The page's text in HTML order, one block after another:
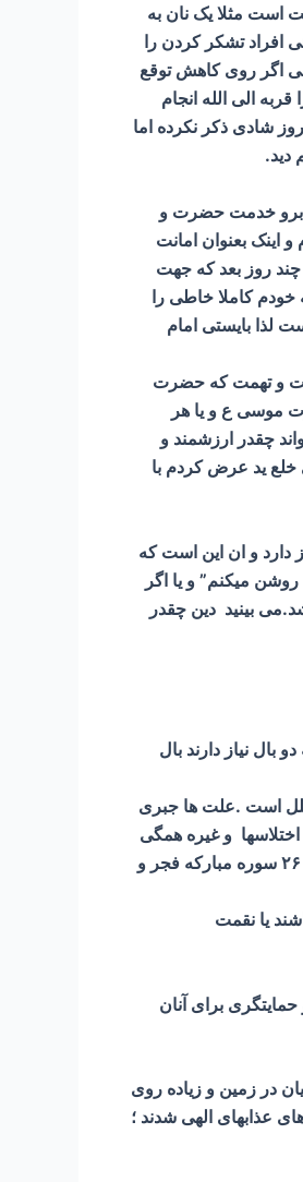
است مثلا یک نان به
افراد تشکر کردن را
اگر روی کاهش توقع
۱۴۰۰ سال قبل انجا که فرموده کارها را قربه الی الله انجام
شادی ذکر نکرده اما
دید.
برو خدمت حضرت و
بعنوان امانت
روز بعد که جهت
کاملا خاطی را
لذا بایستی امام
و تهمت که حضرت
موسی ع و یا هر
چقدر ارزشمند و
خلع ید عرض کردم با
دارد و ان این است که
میکنم” و یا اگر
بینید دین چقدر
بال نیاز دارند بال
است .علت ها جبری
اختلاسها و غیره همگی
علت و جبری هستند و علت العلل اختیاری انها رفتارهای انسانها و جامعه در کسب لیاقت است و دلیل این ادعا ایه ۱۱ سوره مبارکه رعد و ایات ۶ الی ۲۶ سوره مبارکه فجر و
براى آنان
در زمین و زیاده روی
عذابهای الهی شدند ؛